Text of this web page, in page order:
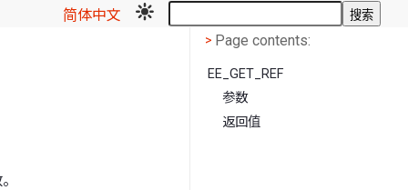
简体中文 搜索
< Page contents
> Page contents:
EE_GET_REF
参数
返回值